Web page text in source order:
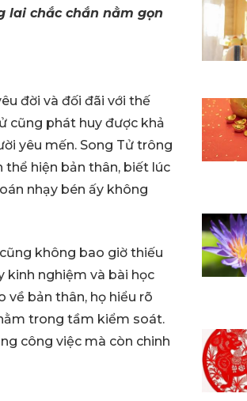
lai chắc chắn nằm gọn
đời và đối đãi với thế
cũng phát huy được khả
yêu mến. Song Tử trông
hiện bản thân, biết lúc
nhạy bén ấy không
không bao giờ thiếu
kinh nghiệm và bài học
về bản thân, họ hiểu rõ
trong tầm kiểm soát.
công việc mà còn chinh